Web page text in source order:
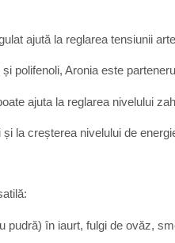
ajută la reglarea tensiunii
polifenoli, Aronia este
ajuta la reglarea nivelului
la creșterea nivelului de
pudră) în iaurt, fulgi de ovăz,